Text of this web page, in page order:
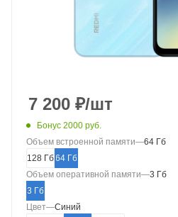
7 200 ₽/шт
Бонус 2000 руб.
Объем встроенной памяти—64 Гб
128 Гб 64 Гб
Объем оперативной памяти—3 Гб
3 Гб
Цвет—Синий